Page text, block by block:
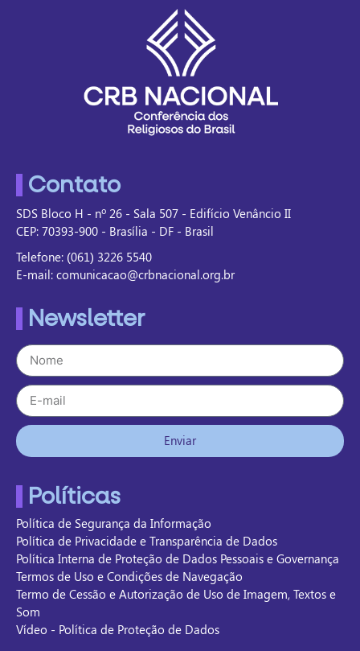
Contato
SDS Bloco H - nº 26 - Sala 507 - Edifício Venâncio II
CEP: 70393-900 - Brasília - DF - Brasil
Telefone: (061) 3226 5540
E-mail: comunicacao@crbnacional.org.br
Newsletter
Enviar
Políticas
Política de Segurança da Informação
Política de Privacidade e Transparência de Dados
Política Interna de Proteção de Dados Pessoais e Governança
Termos de Uso e Condições de Navegação
Termo de Cessão e Autorização de Uso de Imagem, Textos e
Som
Vídeo - Política de Proteção de Dados